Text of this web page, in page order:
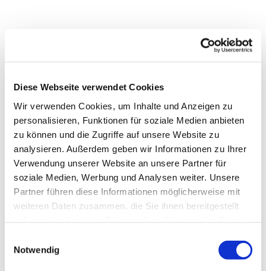
Diese Webseite verwendet Cookies
Wir verwenden Cookies, um Inhalte und Anzeigen zu
personalisieren, Funktionen für soziale Medien anbieten
zu können und die Zugriffe auf unsere Website zu
analysieren. Außerdem geben wir Informationen zu Ihrer
Verwendung unserer Website an unsere Partner für
soziale Medien, Werbung und Analysen weiter. Unsere
Partner führen diese Informationen möglicherweise mit
weiteren Daten zusammen, die Sie ihnen bereitgestellt
Notwendig
Dies könnte Sie auch
interessieren